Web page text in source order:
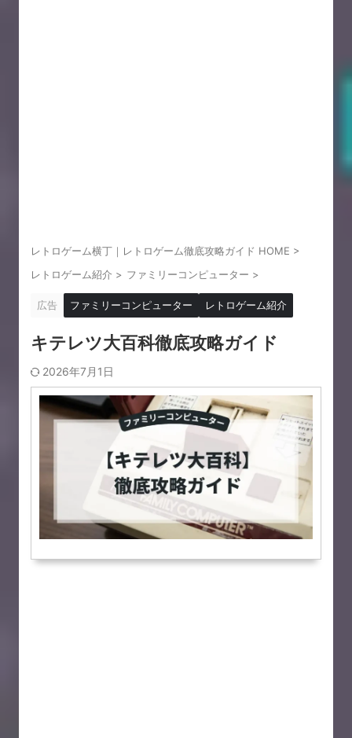
レトロゲーム横丁｜レトロゲーム徹底攻略ガイド HOME >
レトロゲーム紹介 > ファミリーコンピューター >
広告 ファミリーコンピューター レトロゲーム紹介
キテレツ大百科徹底攻略ガイド
2026年7月1日